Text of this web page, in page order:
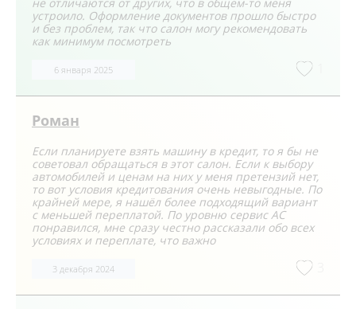
устроило. Оформление документов прошло быстро
и без проблем, так что салон могу рекомендовать
как минимум посмотреть
6 января 2025
Роман
Если планируете взять машину в кредит, то я бы не
советовал обращаться в этот салон. Если к выбору
автомобилей и ценам на них у меня претензий нет,
то вот условия кредитования очень невыгодные. По
крайней мере, я нашёл более подходящий вариант
с меньшей переплатой. По уровню сервис АС
понравился, мне сразу честно рассказали обо всех
условиях и переплате, что важно
3 декабря 2024